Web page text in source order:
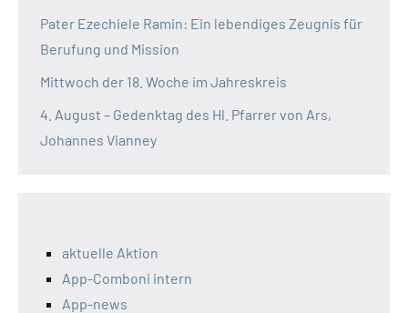
Pater Ezechiele Ramin: Ein lebendiges Zeugnis für
Berufung und Mission
Mittwoch der 18. Woche im Jahreskreis
4. August – Gedenktag des Hl. Pfarrer von Ars,
Johannes Vianney
aktuelle Aktion
App-Comboni intern
App-news